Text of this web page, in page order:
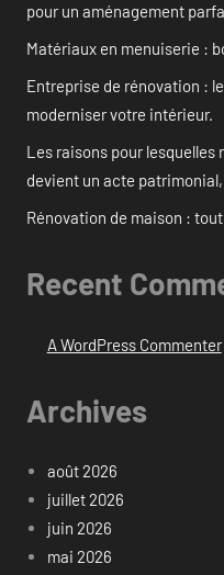
pour un aménagement
Matériaux en menuiserie :
Entreprise de rénovation :
moderniser votre intérieur.
Les raisons pour lesquelles
devient un acte
Rénovation de maison :
Recent
A WordPress Commenter
Archives
août 2026
juillet 2026
juin 2026
mai 2026